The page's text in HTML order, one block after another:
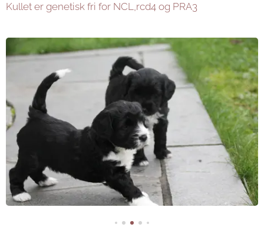
Kullet er genetisk fri for NCL,rcd4 og PRA3